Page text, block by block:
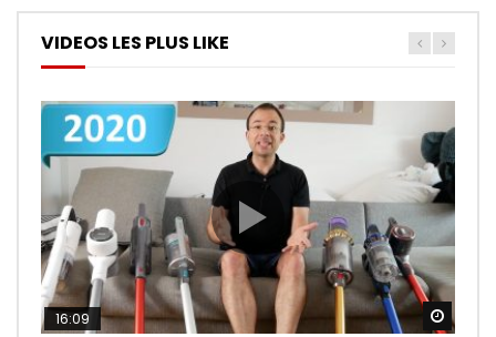
VIDEOS LES PLUS LIKE
16:09
26:14
11:50